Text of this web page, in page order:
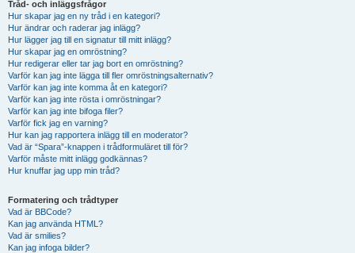
Tråd- och inläggsfrågor
Hur skapar jag en ny tråd i en kategori?
Hur ändrar och raderar jag inlägg?
Hur lägger jag till en signatur till mitt inlägg?
Hur skapar jag en omröstning?
Hur redigerar eller tar jag bort en omröstning?
Varför kan jag inte lägga till fler omröstningsalternativ?
Varför kan jag inte komma åt en kategori?
Varför kan jag inte rösta i omröstningar?
Varför kan jag inte bifoga filer?
Varför fick jag en varning?
Hur kan jag rapportera inlägg till en moderator?
Vad är “Spara”-knappen i trådformuläret till för?
Varför måste mitt inlägg godkännas?
Hur knuffar jag upp min tråd?
Formatering och trådtyper
Vad är BBCode?
Kan jag använda HTML?
Vad är smilies?
Kan jag infoga bilder?